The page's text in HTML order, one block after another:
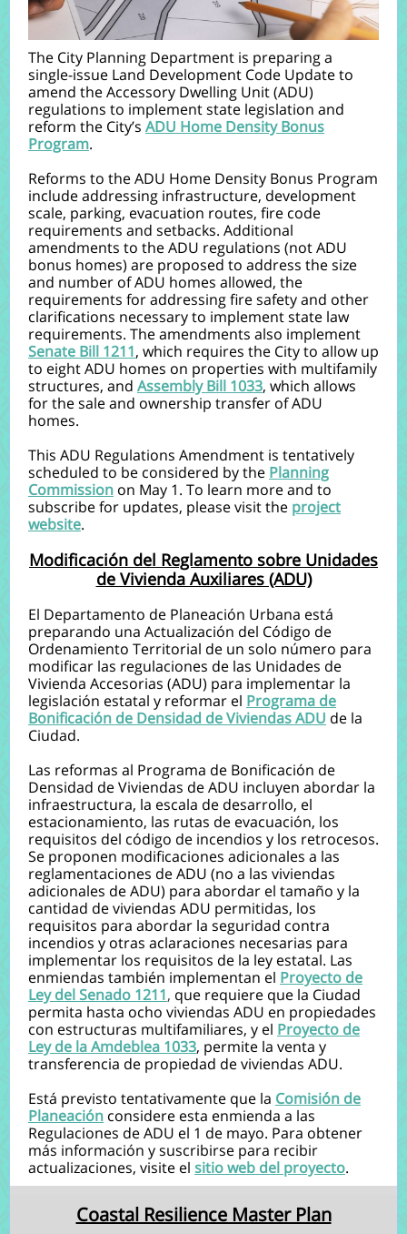
The City Planning Department is preparing a
single-issue Land Development Code Update to
amend the Accessory Dwelling Unit (ADU)
regulations to implement state legislation and
reform the City’s ADU Home Density Bonus
Program.
Reforms to the ADU Home Density Bonus Program
include addressing infrastructure, development
scale, parking, evacuation routes, fire code
requirements and setbacks. Additional
amendments to the ADU regulations (not ADU
bonus homes) are proposed to address the size
and number of ADU homes allowed, the
requirements for addressing fire safety and other
clarifications necessary to implement state law
requirements. The amendments also implement
Senate Bill 1211, which requires the City to allow up
to eight ADU homes on properties with multifamily
structures, and Assembly Bill 1033, which allows
for the sale and ownership transfer of ADU
homes.
This ADU Regulations Amendment is tentatively
scheduled to be considered by the Planning
Commission on May 1. To learn more and to
subscribe for updates, please visit the project
website.
Modificación del Reglamento sobre Unidades
de Vivienda Auxiliares (ADU)
El Departamento de Planeación Urbana está
preparando una Actualización del Código de
Ordenamiento Territorial de un solo número para
modificar las regulaciones de las Unidades de
Vivienda Accesorias (ADU) para implementar la
legislación estatal y reformar el Programa de
Bonificación de Densidad de Viviendas ADU de la
Ciudad.
Las reformas al Programa de Bonificación de
Densidad de Viviendas de ADU incluyen abordar la
infraestructura, la escala de desarrollo, el
estacionamiento, las rutas de evacuación, los
requisitos del código de incendios y los retrocesos.
Se proponen modificaciones adicionales a las
reglamentaciones de ADU (no a las viviendas
adicionales de ADU) para abordar el tamaño y la
cantidad de viviendas ADU permitidas, los
requisitos para abordar la seguridad contra
incendios y otras aclaraciones necesarias para
implementar los requisitos de la ley estatal. Las
enmiendas también implementan el Proyecto de
Ley del Senado 1211, que requiere que la Ciudad
permita hasta ocho viviendas ADU en propiedades
con estructuras multifamiliares, y el Proyecto de
Ley de la Amdeblea 1033, permite la venta y
transferencia de propiedad de viviendas ADU.
Está previsto tentativamente que la Comisión de
Planeación considere esta enmienda a las
Regulaciones de ADU el 1 de mayo. Para obtener
más información y suscribirse para recibir
actualizaciones, visite el sitio web del proyecto.
Coastal Resilience Master Plan